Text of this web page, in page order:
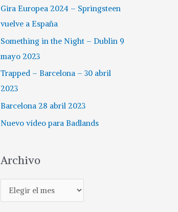
Gira Europea 2024 – Springsteen
vuelve a España
Something in the Night – Dublin 9
mayo 2023
Trapped – Barcelona – 30 abril
2023
Barcelona 28 abril 2023
Nuevo vídeo para Badlands
Archivo